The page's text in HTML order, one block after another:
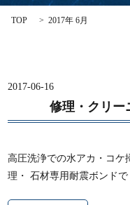
TOP 2017年 6月
2017-06-16
修理・クリー
高圧洗浄での水アカ・コケ
理・ 石材専用耐震ボンド